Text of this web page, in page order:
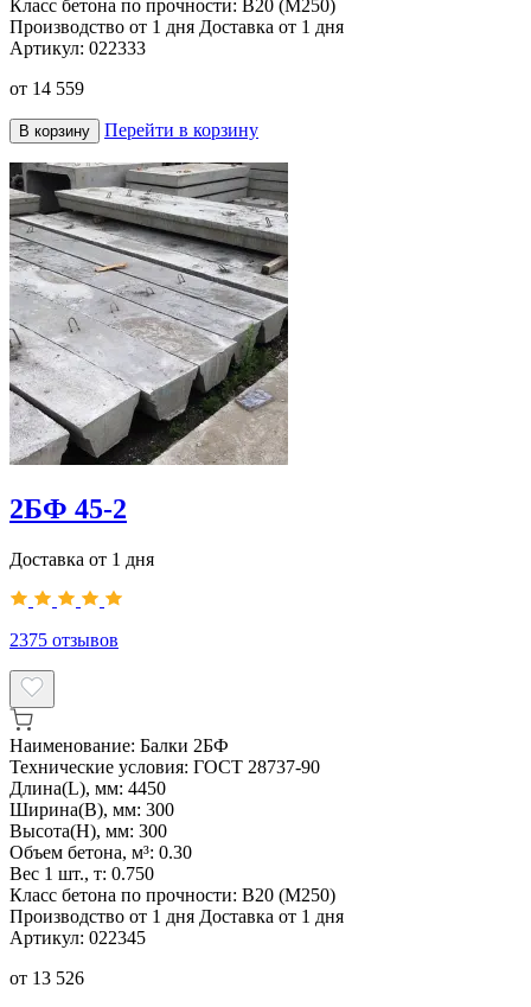
Класс бетона по прочности: B20 (M250)
Производство от 1 дня Доставка от 1 дня
Артикул: 022333
от 14 559
В корзину Перейти в корзину
2БФ 45-2
Доставка от 1 дня
2375 отзывов
Наименование: Балки 2БФ
Технические условия: ГОСТ 28737-90
Длина(L), мм: 4450
Ширина(B), мм: 300
Высота(H), мм: 300
Объем бетона, м³: 0.30
Вес 1 шт., т: 0.750
Класс бетона по прочности: B20 (M250)
Производство от 1 дня Доставка от 1 дня
Артикул: 022345
от 13 526